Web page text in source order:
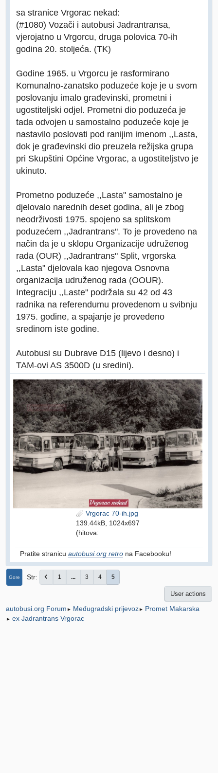
sa stranice Vrgorac nekad:
(#1080) Vozači i autobusi Jadrantransa,
vjerojatno u Vrgorcu, druga polovica 70-ih
godina 20. stoljeća. (TK)
Godine 1965. u Vrgorcu je rasformirano
Komunalno-zanatsko poduzeće koje je u svom
poslovanju imalo građevinski, prometni i
ugostiteljski odjel. Prometni dio poduzeća je
tada odvojen u samostalno poduzeće koje je
nastavilo poslovati pod ranijim imenom ,,Lasta,
dok je građevinski dio preuzela režijska grupa
pri Skupštini Općine Vrgorac, a ugostiteljstvo je
ukinuto.
Prometno poduzeće ,,Lasta" samostalno je
djelovalo narednih deset godina, ali je zbog
neodrživosti 1975. spojeno sa splitskom
poduzećem ,,Jadrantrans". To je provedeno na
način da je u sklopu Organizacije udruženog
rada (OUR) ,,Jadrantrans" Split, vrgorska
,,Lasta" djelovala kao njegova Osnovna
organizacija udruženog rada (OOUR).
Integraciju ,,Laste" podržala su 42 od 43
radnika na referendumu provedenom u svibnju
1975. godine, a spajanje je provedeno
sredinom iste godine.
Autobusi su Dubrave D15 (lijevo i desno) i
TAM-ovi AS 3500D (u sredini).
Vrgorac 70-ih.jpg
139.44kB, 1024x697
(hitova:
Pratite stranicu autobusi.org retro na Facebooku!
Gore Str 1 ... 3 4 5
User actions
autobusi.org Forum ► Međugradski prijevoz► Promet Makarska
► ex Jadrantrans Vrgorac